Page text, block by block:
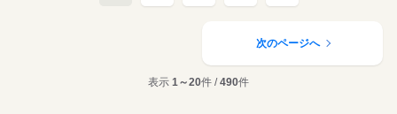
次のページへ
表示 1～20件 /490件